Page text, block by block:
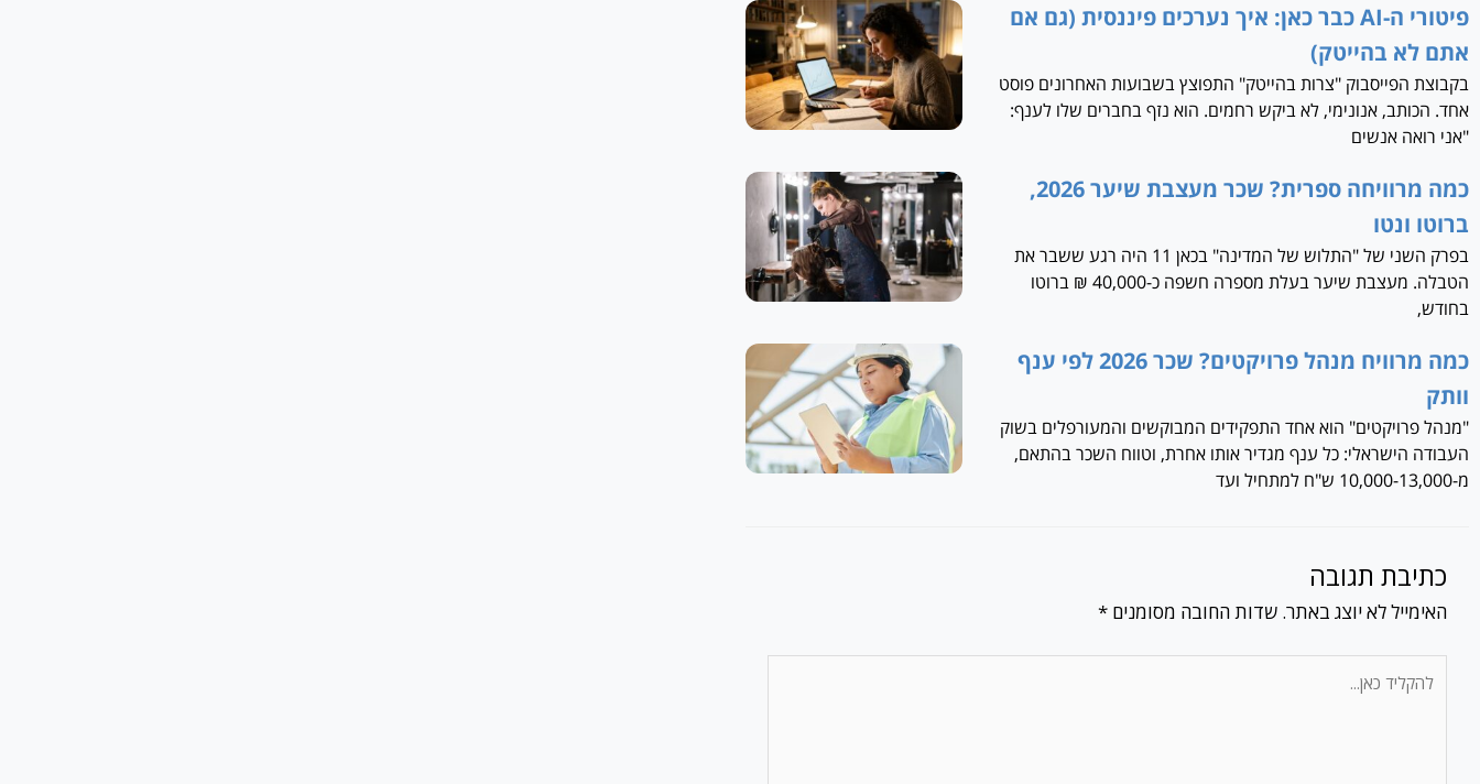
פיטורי ה-AI כבר כאן: איך נערכים פיננסית (גם אם
אתם לא בהייטק)
בקבוצת הפייסבוק "צרות בהייטק" התפוצץ בשבועות האחרונים פוסט
אחד. הכותב, אנונימי, לא ביקש רחמים. הוא נזף בחברים שלו לענף:
"אני רואה אנשים
כמה מרוויחה ספרית? שכר מעצבת שיער 2026,
ברוטו ונטו
בפרק השני של "התלוש של המדינה" בכאן 11 היה רגע ששבר את
הטבלה. מעצבת שיער בעלת מספרה חשפה כ-40,000 ₪ ברוטו
בחודש,
כמה מרוויח מנהל פרויקטים? שכר 2026 לפי ענף
וותק
"מנהל פרויקטים" הוא אחד התפקידים המבוקשים והמעורפלים בשוק
העבודה הישראלי: כל ענף מגדיר אותו אחרת, וטווח השכר בהתאם,
מ-10,000-13,000 ש"ח למתחיל ועד
כתיבת תגובה
האימייל לא יוצג באתר. שדות החובה מסומנים *